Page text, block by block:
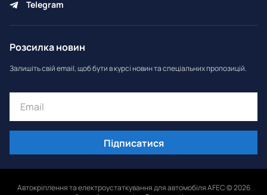
Telegram
Розсилка новин
Залишіть свій email, щоб бути в курсі новин та спеціальних пропозицій.
Підписатися
Автокріплення та електроустаткування для автомобіля AFEC © 2026